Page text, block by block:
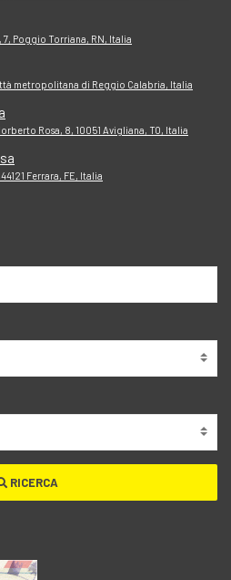
Poggio Torriana, RN, Italia
metropolitana di Reggio Calabria, Italia
Rosa, 8, 10051 Avigliana, TO, Italia
Ferrara, FE, Italia
RICERCA